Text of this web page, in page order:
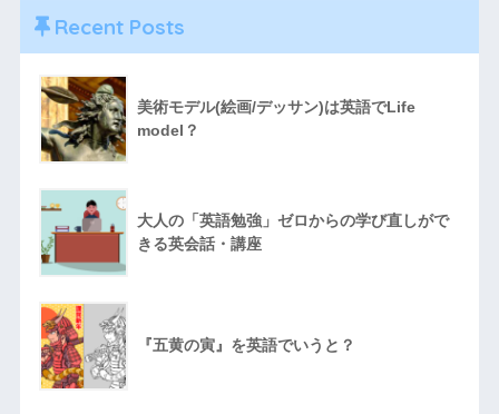
Recent Posts
美術モデル(絵画/デッサン)は英語でLife
model？
大人の「英語勉強」ゼロからの学び直しがで
きる英会話・講座
『五黄の寅』を英語でいうと？